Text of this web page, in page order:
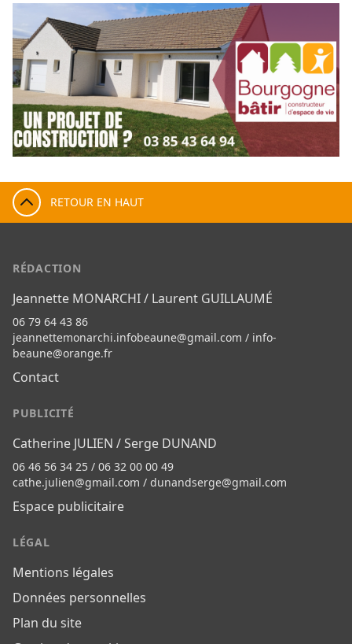
RETOUR EN HAUT
RÉDACTION
Jeannette MONARCHI / Laurent GUILLAUMÉ
06 79 64 43 86
jeannettemonarchi.infobeaune@gmail.com / info-
beaune@orange.fr
Contact
PUBLICITÉ
Catherine JULIEN / Serge DUNAND
06 46 56 34 25 / 06 32 00 00 49
cathe.julien@gmail.com / dunandserge@gmail.com
Espace publicitaire
LÉGAL
Mentions légales
Données personnelles
Plan du site